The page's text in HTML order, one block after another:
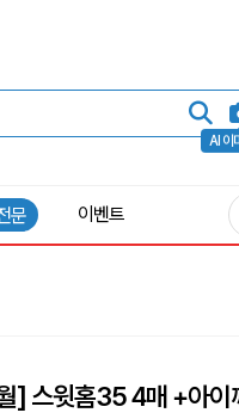
AI 이
문 이벤트
] 스윗홈35 4매 +아이